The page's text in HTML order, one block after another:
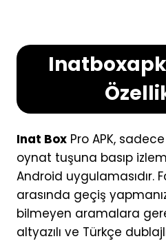
Inat Box Pro APK,
oynat tuşuna basıp
Android uygulamasıdır.
arasında geçiş
bilmeyen aramalara
altyazılı ve Türkçe